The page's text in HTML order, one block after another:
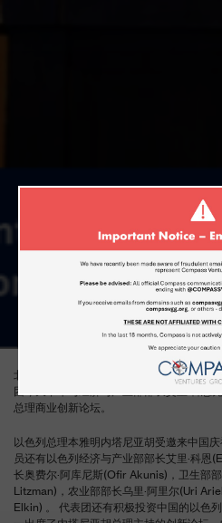
以色列经济和产
色列总理商业创
帕思投
3月 20,
北京时间2017年3月20日 – 在以色列总理
团今天下午与经济与产业部部长艾里·科恩
总理商业创新论坛。
以色列总理本雅明内塔尼亚胡受邀来中国
员还有以色列经济与产业部部长艾里·科恩
长奥费尔·阿库尼斯(Ofir Akunis)，卫生部
Litzman)，农业部部长乌里·阿里尔(Uri
Elkin) 。 代表团还有积极投资中国的以色